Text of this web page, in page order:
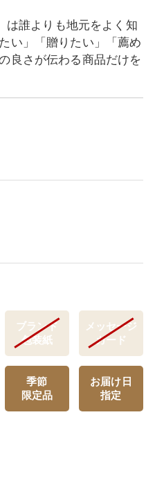
は誰よりも地元をよく知
い」「贈りたい」「薦め
良さが伝わる商品だけを
ブランド
包装紙
メッセージ
カード
季節
限定品
お届け日
指定